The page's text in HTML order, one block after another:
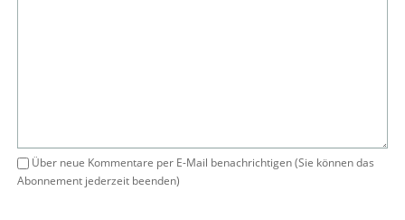
Über neue Kommentare per E-Mail benachrichtigen (Sie können das
Abonnement jederzeit beenden)